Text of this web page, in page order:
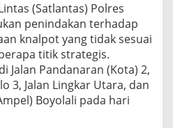
(Satlantas) Polres
penindakan terhadap
knalpot yang tidak sesuai
titik strategis.
Jalan Pandanaran (Kota) 2,
3, Jalan Lingkar Utara, dan
Boyolali pada hari